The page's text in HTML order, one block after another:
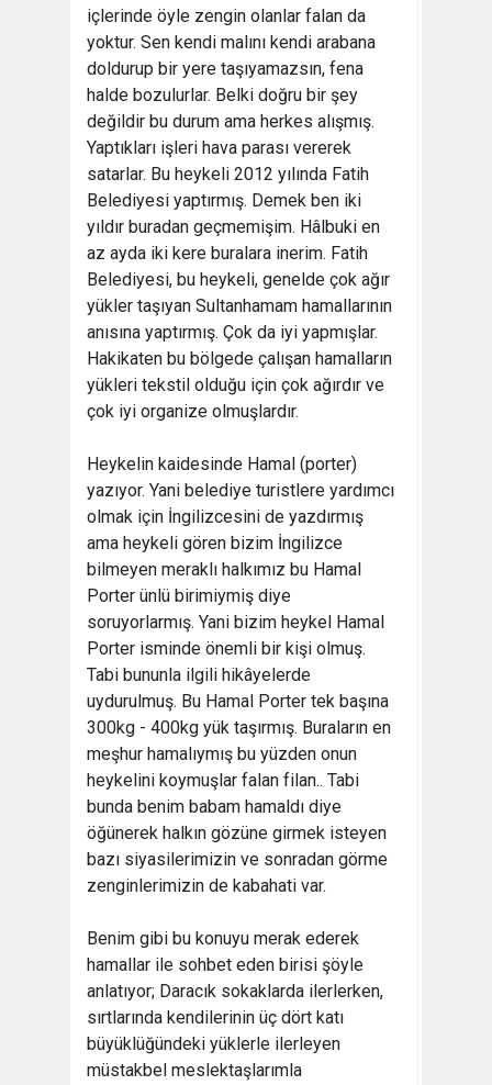
içlerinde öyle zengin olanlar falan da
yoktur. Sen kendi malını kendi arabana
doldurup bir yere taşıyamazsın, fena
halde bozulurlar. Belki doğru bir şey
değildir bu durum ama herkes alışmış.
Yaptıkları işleri hava parası vererek
satarlar. Bu heykeli 2012 yılında Fatih
Belediyesi yaptırmış. Demek ben iki
yıldır buradan geçmemişim. Hâlbuki en
az ayda iki kere buralara inerim. Fatih
Belediyesi, bu heykeli, genelde çok ağır
yükler taşıyan Sultanhamam hamallarının
anısına yaptırmış. Çok da iyi yapmışlar.
Hakikaten bu bölgede çalışan hamalların
yükleri tekstil olduğu için çok ağırdır ve
çok iyi organize olmuşlardır.
Heykelin kaidesinde Hamal (porter)
yazıyor. Yani belediye turistlere yardımcı
olmak için İngilizcesini de yazdırmış
ama heykeli gören bizim İngilizce
bilmeyen meraklı halkımız bu Hamal
Porter ünlü birimiymiş diye
soruyorlarmış. Yani bizim heykel Hamal
Porter isminde önemli bir kişi olmuş.
Tabi bununla ilgili hikâyelerde
uydurulmuş. Bu Hamal Porter tek başına
300kg - 400kg yük taşırmış. Buraların en
meşhur hamalıymış bu yüzden onun
heykelini koymuşlar falan filan.. Tabi
bunda benim babam hamaldı diye
öğünerek halkın gözüne girmek isteyen
bazı siyasilerimizin ve sonradan görme
zenginlerimizin de kabahati var.
Benim gibi bu konuyu merak ederek
hamallar ile sohbet eden birisi şöyle
anlatıyor; Daracık sokaklarda ilerlerken,
sırtlarında kendilerinin üç dört katı
büyüklüğündeki yüklerle ilerleyen
müstakbel meslektaşlarımla